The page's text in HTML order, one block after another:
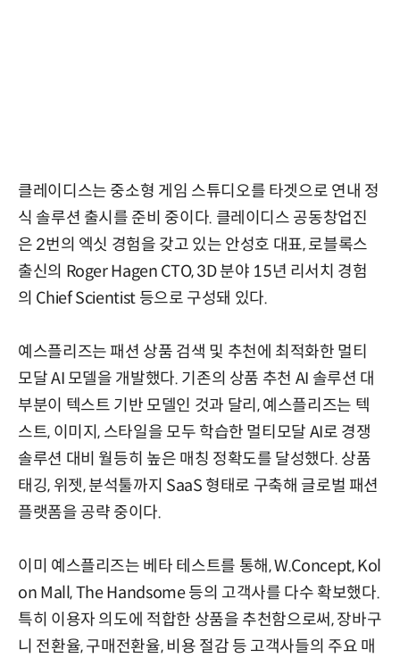
클레이디스는 중소형 게임 스튜디오를 타겟으로 연내 정
식 솔루션 출시를 준비 중이다. 클레이디스 공동창업진
은 2번의 엑싯 경험을 갖고 있는 안성호 대표, 로블록스
출신의 Roger Hagen CTO, 3D 분야 15년 리서치 경험
의 Chief Scientist 등으로 구성돼 있다.
예스플리즈는 패션 상품 검색 및 추천에 최적화한 멀티
모달 AI 모델을 개발했다. 기존의 상품 추천 AI 솔루션 대
부분이 텍스트 기반 모델인 것과 달리, 예스플리즈는 텍
스트, 이미지, 스타일을 모두 학습한 멀티모달 AI로 경쟁
솔루션 대비 월등히 높은 매칭 정확도를 달성했다. 상품
태깅, 위젯, 분석툴까지 SaaS 형태로 구축해 글로벌 패션
플랫폼을 공략 중이다.
이미 예스플리즈는 베타 테스트를 통해, W.Concept, Kol
on Mall, The Handsome 등의 고객사를 다수 확보했다.
특히 이용자 의도에 적합한 상품을 추천함으로써, 장바구
니 전환율, 구매전환율, 비용 절감 등 고객사들의 주요 매